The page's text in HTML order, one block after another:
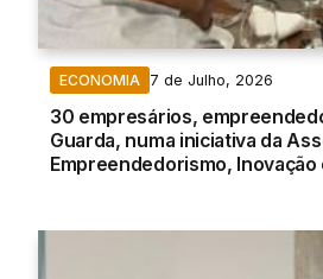
ECONOMIA 7 de Julho, 2026
30 empresários,
Guarda, numa iniciativa da
Empreendedorismo, Inovação